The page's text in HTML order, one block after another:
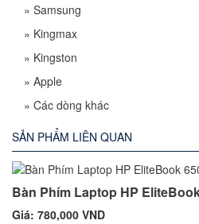
» Samsung
» Kingmax
» Kingston
» Apple
» Các dòng khác
SẢN PHẨM LIÊN QUAN
Bàn Phím Laptop HP
Giá: 780,000 VND